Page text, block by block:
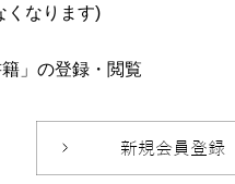
くなります)
」の登録・閲覧